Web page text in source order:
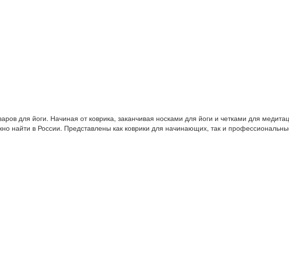
для йоги. Начиная от коврика, заканчивая носками для йоги и четками для
найти в России. Представлены как коврики для начинающих, так и